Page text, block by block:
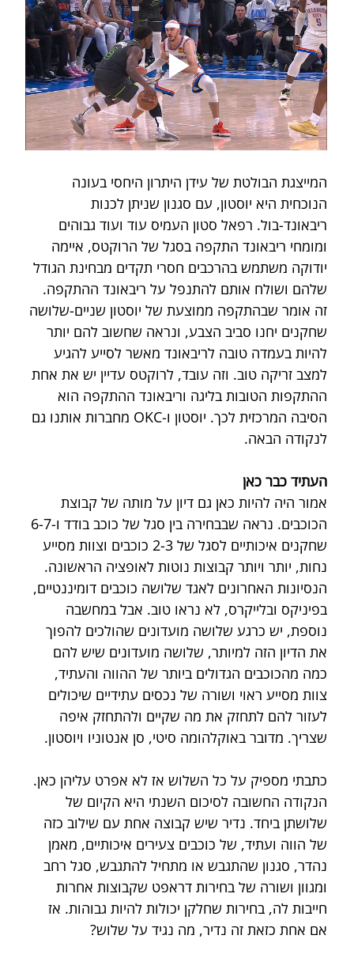
המייצגת הבולטת של עידן היתרון היחסי בעונה
הנוכחית היא יוסטון, עם סגנון שניתן לכנות
ריבאונד-בול. רפאל סטון העמיס עוד ועוד גבוהים
ומומחי ריבאונד התקפה בסגל של הרוקטס, איימה
יודוקה משתמש בהרכבים חסרי תקדים מבחינת הגודל
שלהם ושולח אותם להתנפל על ריבאונד ההתקפה.
זה אומר שבהתקפה ממוצעת של יוסטון שניים-שלושה
שחקנים יחנו סביב הצבע, ונראה שחשוב להם יותר
להיות בעמדה טובה לריבאונד מאשר לסייע להגיע
למצב זריקה טוב. וזה עובד, לרוקטס עדיין יש את אחת
ההתקפות הטובות בליגה וריבאונד ההתקפה הוא
הסיבה המרכזית לכך. יוסטון ו-OKC מחברות אותנו גם
לנקודה הבאה.
העתיד כבר כאן
אמור היה להיות כאן גם דיון על מותה של קבוצת
שחקנים איכותיים לסגל של 2-3 כוכבים וצוות מסייע
נחות, יותר ויותר קבוצות נוטות לאופציה הראשונה.
הנסיונות האחרונים לאגד שלושה כוכבים דומיננטיים,
בפיניקס ובלייקרס, לא נראו טוב. אבל במחשבה
נוספת, יש כרגע שלושה מועדונים שהולכים להפוך
את הדיון הזה למיותר, שלושה מועדונים שיש להם
כמה מהכוכבים הגדולים ביותר של ההווה והעתיד,
צוות מסייע ראוי ושורה של נכסים עתידיים שיכולים
לעזור להם לתחזק את מה שקיים ולהתחזק איפה
שצריך. מדובר באוקלהומה סיטי, סן אנטוניו ויוסטון.
כתבתי מספיק על כל השלוש אז לא אפרט עליהן כאן.
הנקודה החשובה לסיכום השנתי היא הקיום של
שלושתן ביחד. נדיר שיש קבוצה אחת עם שילוב כזה
של הווה ועתיד, של כוכבים צעירים איכותיים, מאמן
נהדר, סגנון שהתגבש או מתחיל להתגבש, סגל רחב
ומגוון ושורה של בחירות דראפט שקבוצות אחרות
חייבות לה, בחירות שחלקן יכולות להיות גבוהות. אז
אם אחת כזאת זה נדיר, מה נגיד על שלוש?